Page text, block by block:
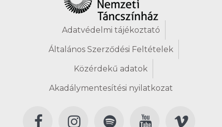
Adatvédelmi tájékoztató
Általános Szerződési Feltételek
Közérdekű adatok
Akadálymentesítési nyilatkozat